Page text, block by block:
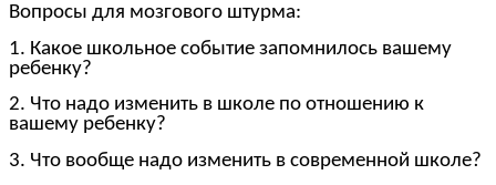
Вопросы для мозгового штурма:
1. Какое школьное событие запомнилось вашему
ребенку?
2. Что надо изменить в школе по отношению к
вашему ребенку?
3. Что вообще надо изменить в современной школе?